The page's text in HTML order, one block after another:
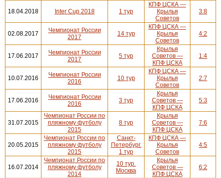
18.04.2018 Inter Cup 2018 1 тур
КПФ ЦСКА —
Крылья
Советов
3:8
02.08.2017
Чемпионат России
2017
14 тур
КПФ ЦСКА —
Крылья
Советов
4:2
17.06.2017
Чемпионат России
2017
5 тур
Крылья
Советов —
КПФ ЦСКА
1:4
10.07.2016
Чемпионат России
2016
10 тур
КПФ ЦСКА —
Крылья
Советов
2:7
17.06.2016
Чемпионат России
2016
3 тур
Крылья
Советов —
КПФ ЦСКА
5:3
31.07.2015
Чемпионат России по
пляжному футболу
2015
8 тур
Крылья
Советов —
КПФ ЦСКА
7:6
20.05.2015
Чемпионат России по
пляжному футболу
2015
Санкт-
Петербург.
1 тур
КПФ ЦСКА —
Крылья
Советов
4:5
16.07.2014
Чемпионат России по
пляжному футболу
2014
10 тур.
Москва
Крылья
Советов —
КПФ ЦСКА
6:2